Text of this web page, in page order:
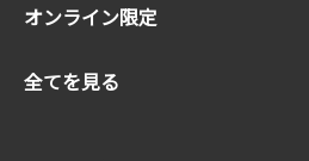
オンライン限定
全てを見る